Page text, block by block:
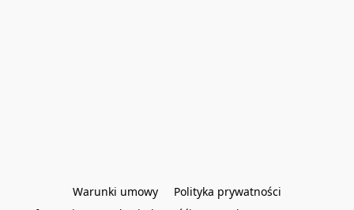
Warunki umowy
Polityka prywatności